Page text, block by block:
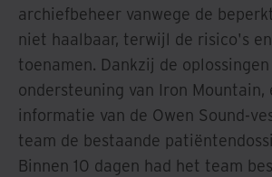
archiefbeheer vanwege de
niet haalbaar, terwijl de risico's
toenamen. Dankzij de
ondersteuning van Iron Mountain,
informatie van de Owen Sound-
team de bestaande
Binnen 10 dagen had het team